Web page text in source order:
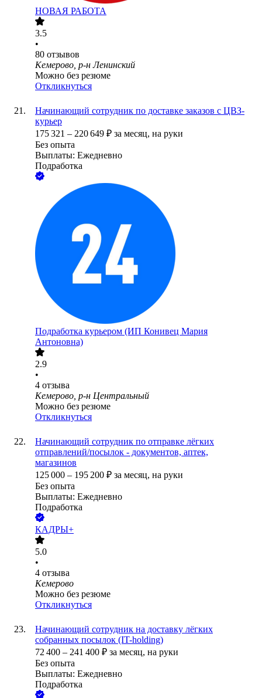
НОВАЯ РАБОТА
3.5
•
80 отзывов
Кемерово, р-н Ленинский
Можно без резюме
Откликнуться
Начинающий сотрудник по доставке заказов с ЦВЗ-
курьер
175 321 – 220 649 ₽ за месяц, на руки
Без опыта
Выплаты: Ежедневно
Подработка
Подработка курьером (ИП Конивец Мария
Антоновна)
2.9
•
4 отзыва
Кемерово, р-н Центральный
Можно без резюме
Откликнуться
Начинающий сотрудник по отправке лёгких
отправлений/посылок - документов, аптек,
магазинов
125 000 – 195 200 ₽ за месяц, на руки
Без опыта
Выплаты: Ежедневно
Подработка
КАДРЫ+
5.0
•
4 отзыва
Кемерово
Можно без резюме
Откликнуться
Начинающий сотрудник на доставку лёгких
собранных посылок (IT-holding)
72 400 – 241 400 ₽ за месяц, на руки
Без опыта
Выплаты: Ежедневно
Подработка